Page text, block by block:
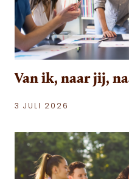
Van ik, naar jij,
3 JULI 2026